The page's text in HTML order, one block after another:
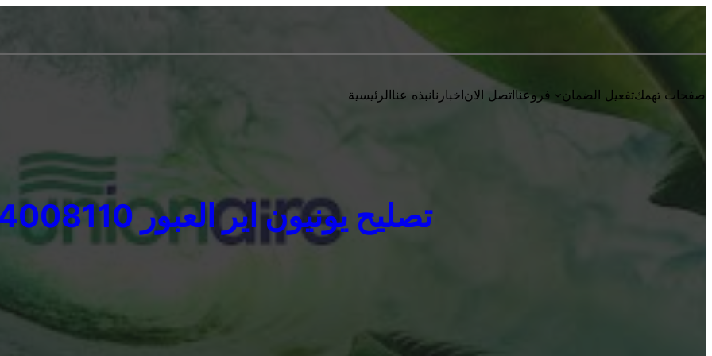
الرئيسيةنبذه عنااخبارنااتصل الانفروعنا تفعيل الضمانصفحات تهمك
تصليح يونيون اير العبور 01154008110